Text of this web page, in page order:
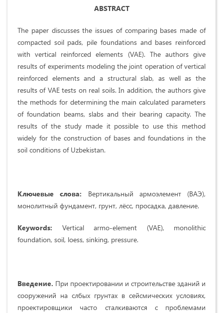
ABSTRACT
The paper discusses the issues of comparing bases made of
compacted soil pads, pile foundations and bases reinforced
with vertical reinforced elements (VAE). The authors give
results of experiments modeling the joint operation of vertical
reinforced elements and a structural slab, as well as the
results of VAE tests on real soils. In addition, the authors give
the methods for determining the main calculated parameters
of foundation beams, slabs and their bearing capacity. The
results of the study made it possible to use this method
widely for the construction of bases and foundations in the
soil conditions of Uzbekistan.
Ключевые слова: Вертикальный армоэлемент (ВАЭ),
монолитный фундамент, грунт, лёсс, просадка, давление.
Keywords: Vertical armo-element (VAE), monolithic
foundation, soil, loess, sinking, pressure.
Введение. При проектировании и строительстве зданий и
сооружений на слбых грунтах в сейсмических условиях,
проектировщики часто сталкиваются с проблемами